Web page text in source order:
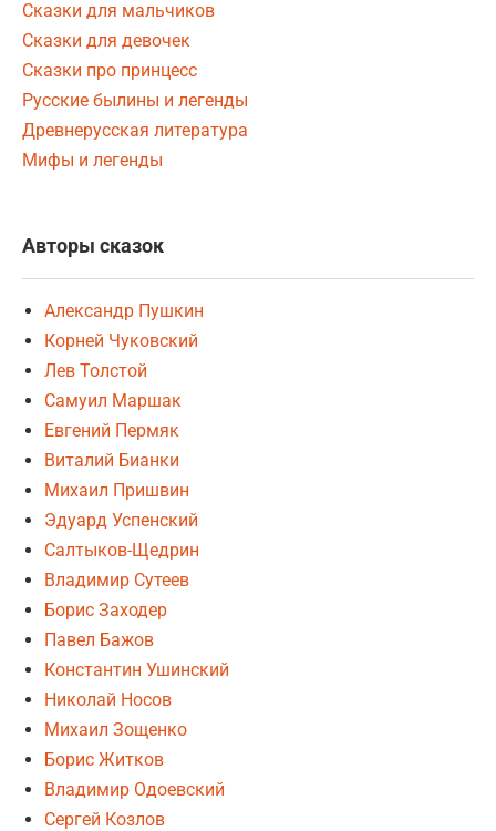
Сказки для мальчиков
Сказки для девочек
Сказки про принцесс
Русские былины и легенды
Древнерусская литература
Мифы и легенды
Авторы сказок
Александр Пушкин
Корней Чуковский
Лев Толстой
Самуил Маршак
Евгений Пермяк
Виталий Бианки
Михаил Пришвин
Эдуард Успенский
Салтыков-Щедрин
Владимир Сутеев
Борис Заходер
Павел Бажов
Константин Ушинский
Николай Носов
Михаил Зощенко
Борис Житков
Владимир Одоевский
Сергей Козлов